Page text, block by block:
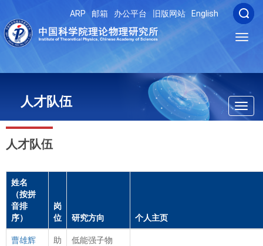
ARP 邮箱 办公平台 旧版网站 English
人才队伍
人才队伍
姓名
（按拼
音排
序）
岗
位
研究方向 个人主页
曹雄辉
助
低能强子物